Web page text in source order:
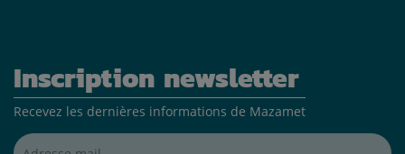
Inscription newsletter
Recevez les dernières informations de Mazamet
Adresse mail*